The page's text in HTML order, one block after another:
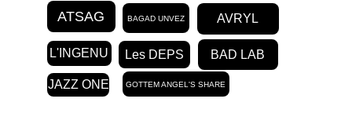
ATSAG BAGAD UNVEZ AVRYL
L'INGENU Les DEPS BAD LAB
JAZZ ONE GOTTEM ANGEL'S SHARE